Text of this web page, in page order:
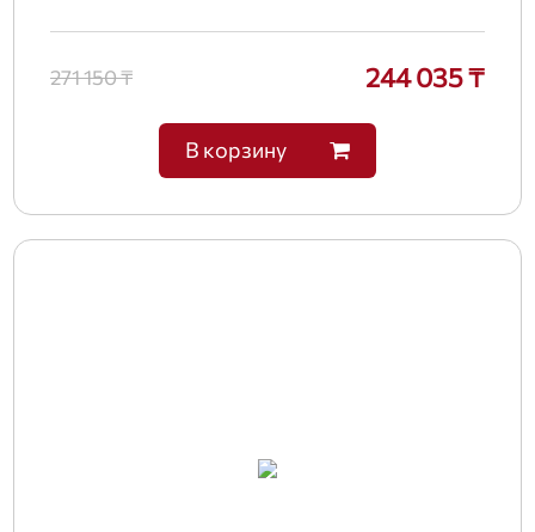
271 150 ₸ 244 035 ₸
В корзину